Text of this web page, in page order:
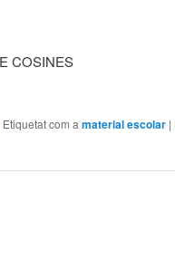
COSINES
Etiquetat com a material escolar |